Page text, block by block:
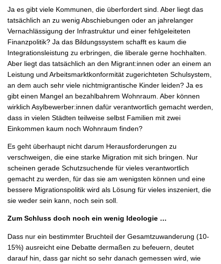
Ja es gibt viele Kommunen, die überfordert sind. Aber liegt das
tatsächlich an zu wenig Abschiebungen oder an jahrelanger
Vernachlässigung der Infrastruktur und einer fehlgeleiteten
Finanzpolitik? Ja das Bildungssystem schafft es kaum die
Integrationsleistung zu erbringen, die liberale gerne hochhalten.
Aber liegt das tatsächlich an den Migrant:innen oder an einem an
Leistung und Arbeitsmarktkonformität zugerichteten Schulsystem,
an dem auch sehr viele nichtmigrantische Kinder leiden? Ja es
gibt einen Mangel an bezahlbahrem Wohnraum. Aber können
wirklich Asylbewerber:innen dafür verantwortlich gemacht werden,
dass in vielen Städten teilweise selbst Familien mit zwei
Einkommen kaum noch Wohnraum finden?
Es geht überhaupt nicht darum Herausforderungen zu
verschweigen, die eine starke Migration mit sich bringen. Nur
scheinen gerade Schutzsuchende für vieles verantwortlich
gemacht zu werden, für das sie am wenigsten können und eine
bessere Migrationspolitik wird als Lösung für vieles inszeniert, die
sie weder sein kann, noch sein soll.
Zum Schluss doch noch ein wenig Ideologie …
Dass nur ein bestimmter Bruchteil der Gesamtzuwanderung (10-
15%) ausreicht eine Debatte dermaßen zu befeuern, deutet
darauf hin, dass gar nicht so sehr danach gemessen wird, wie